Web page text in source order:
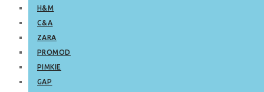
H&M
C&A
ZARA
PROMOD
PIMKIE
GAP